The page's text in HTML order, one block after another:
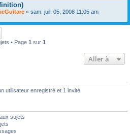
« sam. juil. 05, 2008 11:05 am
• Page 1 sur 1
Aller à
utilisateur enregistré et 1 invité
sujets